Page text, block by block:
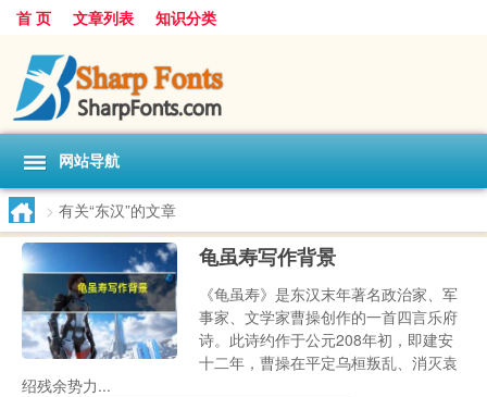
首 页 文章列表 知识分类
网站导航
> 有关“东汉”的文章
龟虽寿写作背景
《龟虽寿》是东汉末年著名政治家、军
事家、文学家曹操创作的一首四言乐府
诗。此诗约作于公元208年初，即建安
十二年，曹操在平定乌桓叛乱、消灭袁
绍残余势力...